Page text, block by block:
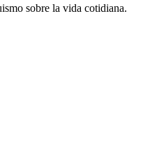
sobre la vida cotidiana.